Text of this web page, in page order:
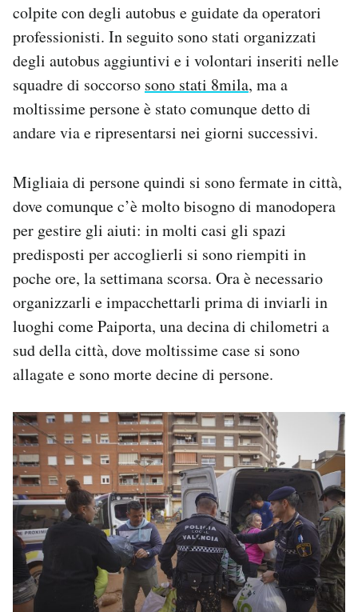
colpite con degli autobus e guidate da operatori
professionisti. In seguito sono stati organizzati
degli autobus aggiuntivi e i volontari inseriti nelle
squadre di soccorso sono stati 8mila, ma a
moltissime persone è stato comunque detto di
andare via e ripresentarsi nei giorni successivi.
Migliaia di persone quindi si sono fermate in città,
dove comunque c’è molto bisogno di manodopera
per gestire gli aiuti: in molti casi gli spazi
predisposti per accoglierli si sono riempiti in
poche ore, la settimana scorsa. Ora è necessario
organizzarli e impacchettarli prima di inviarli in
luoghi come Paiporta, una decina di chilometri a
sud della città, dove moltissime case si sono
allagate e sono morte decine di persone.